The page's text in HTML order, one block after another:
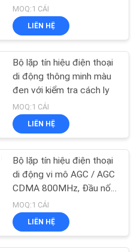
MOQ:1 CÁI
LIÊN HỆ
Bộ lặp tín hiệu điện thoại
di động thông minh màu
đen với kiểm tra cách ly
MOQ:1 CÁI
LIÊN HỆ
Bộ lặp tín hiệu điện thoại
di động vi mô AGC / AGC
CDMA 800MHz, Đầu nối
SMA
MOQ:1 CÁI
LIÊN HỆ